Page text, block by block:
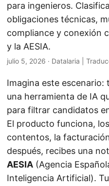
para ingenieros.
obligaciones técnicas,
compliance y conexión
y la AESIA.
julio 5, 2026 · Datalaria |
Imagina este
una herramienta de IA
para filtrar candidatos
El producto funciona,
contentos, la
después, recibes una
AESIA (Agencia
Inteligencia Artificial).
¡Hola! Soy tu
Pregúntame sobre
equipos.